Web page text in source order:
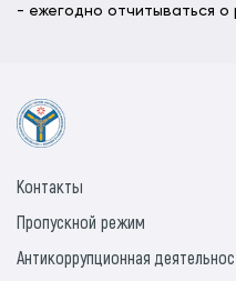
- ежегодно отчитываться о
Контакты
Пропускной режим
Антикоррупционная